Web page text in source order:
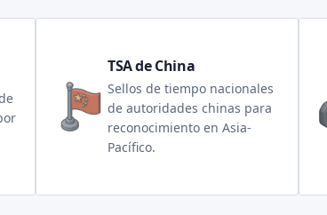
TSA de China
Sellos de tiempo nacionales
de autoridades chinas para
reconocimiento en Asia-
Pacífico.